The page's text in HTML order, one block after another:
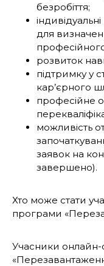
безробіття;
для
розвиток
підтримку у
кар’єрного
професійне
можливість
заявок на
завершено).
Хто може стати
програми
Учасники онлайн-